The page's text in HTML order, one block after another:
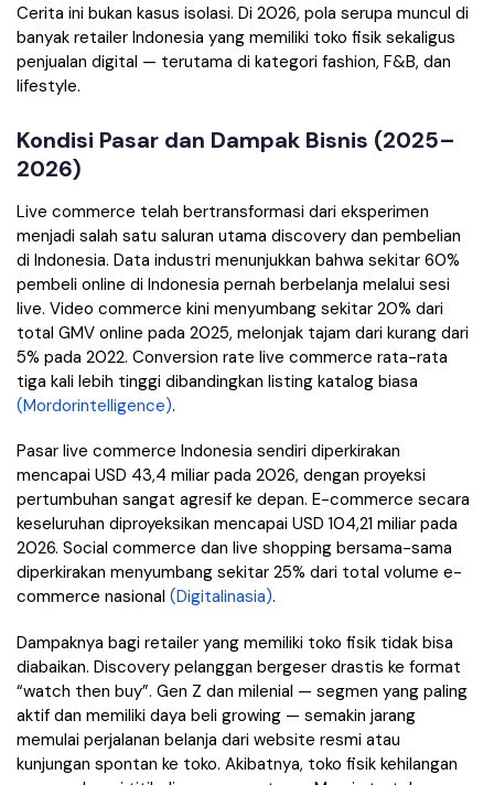
Cerita ini bukan kasus isolasi. Di 2026, pola serupa muncul di
banyak retailer Indonesia yang memiliki toko fisik sekaligus
penjualan digital — terutama di kategori fashion, F&B, dan
lifestyle.
Kondisi Pasar dan Dampak Bisnis (2025–
2026)
Live commerce telah bertransformasi dari eksperimen
menjadi salah satu saluran utama discovery dan pembelian
di Indonesia. Data industri menunjukkan bahwa sekitar 60%
pembeli online di Indonesia pernah berbelanja melalui sesi
live. Video commerce kini menyumbang sekitar 20% dari
total GMV online pada 2025, melonjak tajam dari kurang dari
5% pada 2022. Conversion rate live commerce rata-rata
tiga kali lebih tinggi dibandingkan listing katalog biasa
(Mordorintelligence).
Pasar live commerce Indonesia sendiri diperkirakan
mencapai USD 43,4 miliar pada 2026, dengan proyeksi
pertumbuhan sangat agresif ke depan. E-commerce secara
keseluruhan diproyeksikan mencapai USD 104,21 miliar pada
2026. Social commerce dan live shopping bersama-sama
diperkirakan menyumbang sekitar 25% dari total volume e-
commerce nasional (Digitalinasia).
Dampaknya bagi retailer yang memiliki toko fisik tidak bisa
diabaikan. Discovery pelanggan bergeser drastis ke format
“watch then buy”. Gen Z dan milenial — segmen yang paling
aktif dan memiliki daya beli growing — semakin jarang
memulai perjalanan belanja dari website resmi atau
kunjungan spontan ke toko. Akibatnya, toko fisik kehilangan